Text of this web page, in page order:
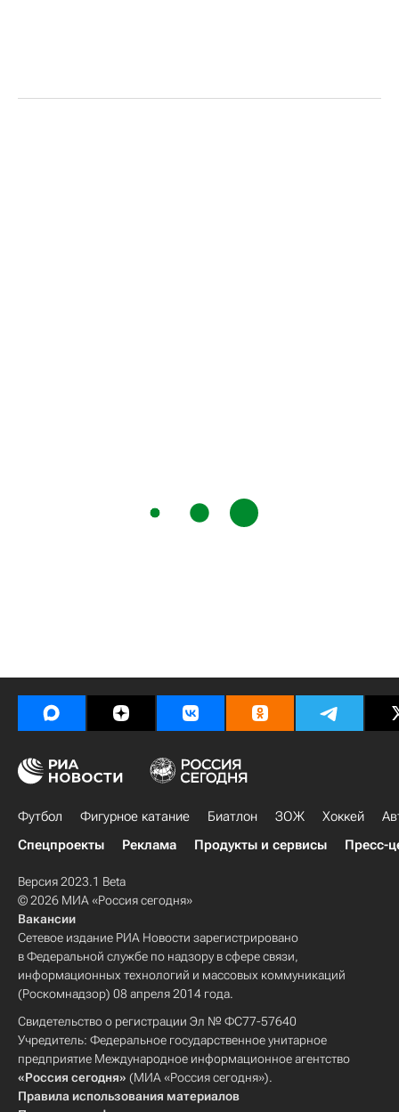
Футбол Фигурное катание Биатлон ЗОЖ Хоккей
Спецпроекты
Реклама Продукты и сервисы Пресс-
Версия 2023.1 Beta
© 2026 МИА «Россия сегодня»
Вакансии
Сетевое издание РИА Новости зарегистрировано
в Федеральной службе по надзору в сфере связи,
информационных технологий и массовых коммуникаций
(Роскомнадзор) 08 апреля 2014 года.
Свидетельство о регистрации Эл № ФС77-57640
Учредитель: Федеральное государственное унитарное
предприятие Международное информационное агентство
«Россия сегодня» (МИА «Россия сегодня»).
Правила использования материалов